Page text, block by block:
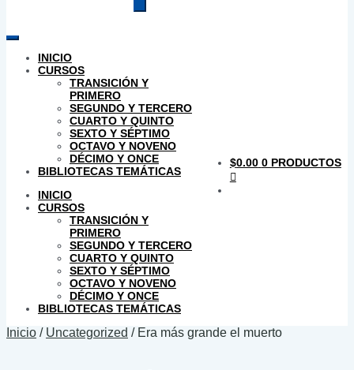
productos
INICIO
CURSOS
TRANSICIÓN Y
PRIMERO
SEGUNDO Y TERCERO
CUARTO Y QUINTO
SEXTO Y SÉPTIMO
OCTAVO Y NOVENO
DÉCIMO Y ONCE
BIBLIOTECAS TEMÁTICAS
INICIO
CURSOS
TRANSICIÓN Y
PRIMERO
SEGUNDO Y TERCERO
CUARTO Y QUINTO
SEXTO Y SÉPTIMO
OCTAVO Y NOVENO
DÉCIMO Y ONCE
BIBLIOTECAS TEMÁTICAS
$0.00 0 PRODUCTOS
Inicio / Uncategorized / Era más grande el muerto